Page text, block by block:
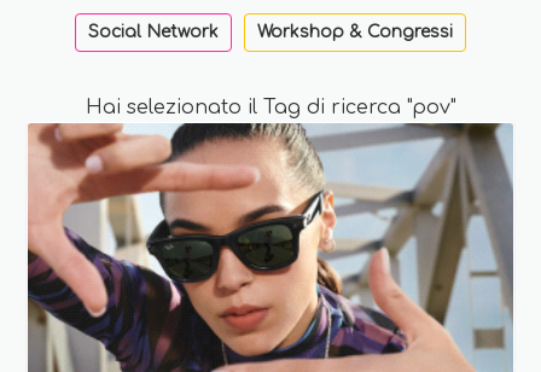
Social Network Workshop & Congressi
Hai selezionato il Tag di ricerca "pov"